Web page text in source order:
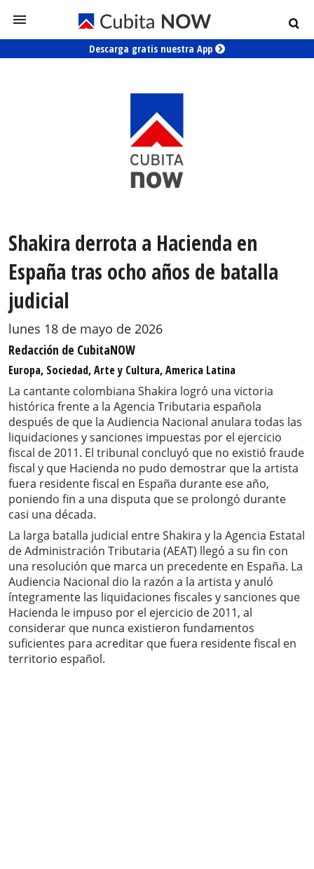
Descarga gratis nuestra App
Shakira derrota a Hacienda en
España tras ocho años de batalla
judicial
lunes 18 de mayo de 2026
Redacción de CubitaNOW
Europa, Sociedad, Arte y Cultura, America Latina
La cantante colombiana Shakira logró una victoria
histórica frente a la Agencia Tributaria española
después de que la Audiencia Nacional anulara todas las
liquidaciones y sanciones impuestas por el ejercicio
fiscal de 2011. El tribunal concluyó que no existió fraude
fiscal y que Hacienda no pudo demostrar que la artista
fuera residente fiscal en España durante ese año,
poniendo fin a una disputa que se prolongó durante
casi una década.
La larga batalla judicial entre Shakira y la Agencia Estatal
de Administración Tributaria (AEAT) llegó a su fin con
una resolución que marca un precedente en España. La
Audiencia Nacional dio la razón a la artista y anuló
íntegramente las liquidaciones fiscales y sanciones que
Hacienda le impuso por el ejercicio de 2011, al
considerar que nunca existieron fundamentos
suficientes para acreditar que fuera residente fiscal en
territorio español.